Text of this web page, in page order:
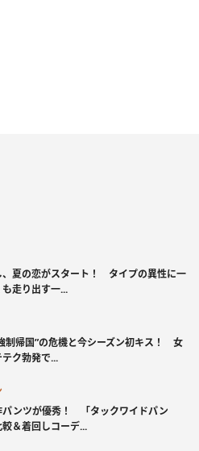
、夏の恋がスタート！ タイプの異性に一
走り出す一...
制帰国”の危機と今シーズン初キス！ 女
ク勃発で...
パンツが優秀！ 「タックワイドパン
＆着回しコーデ...